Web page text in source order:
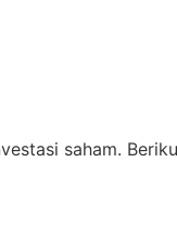
saham.